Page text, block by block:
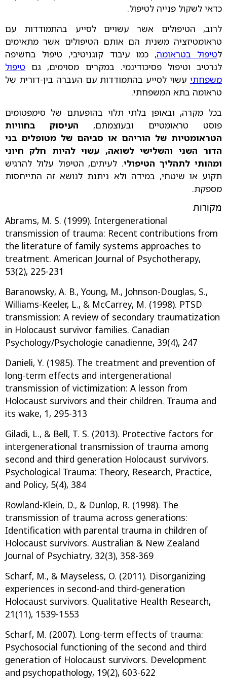
כדאי לשקול פנייה לטיפול.
לרוב, הטיפולים אשר עשויים לסייע בהתמודדות עם
טראומטיזציה משנית הם אותם הטיפולים אשר מתאימים
לטיפול בטראומה, כמו עיבוד קוגניטיבי, טיפול בחשיפה
לנרטיב וטיפול פסיכודינמי. במקרים מסוימים, גם טיפול
משפחתי עשוי לסייע בהתמודדות עם העברה בין-דורית של
טראומה בתא המשפחתי.
בכל מקרה, ובאופן בלתי תלוי בהופעתם של סימפטומים
פוסט טראומטיים ובעוצמתם, העיסוק בחוויות
הטראומטיות של הוריהם או סביהם של מטופלים בני
הדור השני והשלישי לשואה, עשוי להיות חלק חיוני
ומהותי לתהליך הטיפולי. לעיתים, הטיפול עלול להרגיש
תקוע או שיטחי, במידה ולא ניתנת לנושא זה התייחסות
מספקת.
מקורות
Abrams, M. S. (1999). Intergenerational
transmission of trauma: Recent contributions from
the literature of family systems approaches to
treatment. American Journal of Psychotherapy,
53(2), 225-231
Baranowsky, A. B., Young, M., Johnson-Douglas, S.,
Williams-Keeler, L., & McCarrey, M. (1998). PTSD
transmission: A review of secondary traumatization
in Holocaust survivor families. Canadian
Psychology/Psychologie canadienne, 39(4), 247
Danieli, Y. (1985). The treatment and prevention of
long-term effects and intergenerational
transmission of victimization: A lesson from
Holocaust survivors and their children. Trauma and
its wake, 1, 295-313
Giladi, L., & Bell, T. S. (2013). Protective factors for
intergenerational transmission of trauma among
second and third generation Holocaust survivors.
Psychological Trauma: Theory, Research, Practice,
and Policy, 5(4), 384
Rowland-Klein, D., & Dunlop, R. (1998). The
transmission of trauma across generations:
Identification with parental trauma in children of
Holocaust survivors. Australian & New Zealand
Journal of Psychiatry, 32(3), 358-369
Scharf, M., & Mayseless, O. (2011). Disorganizing
experiences in second-and third-generation
Holocaust survivors. Qualitative Health Research,
21(11), 1539-1553
Scharf, M. (2007). Long-term effects of trauma:
Psychosocial functioning of the second and third
generation of Holocaust survivors. Development
and psychopathology, 19(2), 603-622